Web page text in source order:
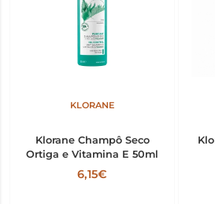
KLORANE
Klorane Champô Seco
Ortiga e Vitamina E 50ml
6,15€